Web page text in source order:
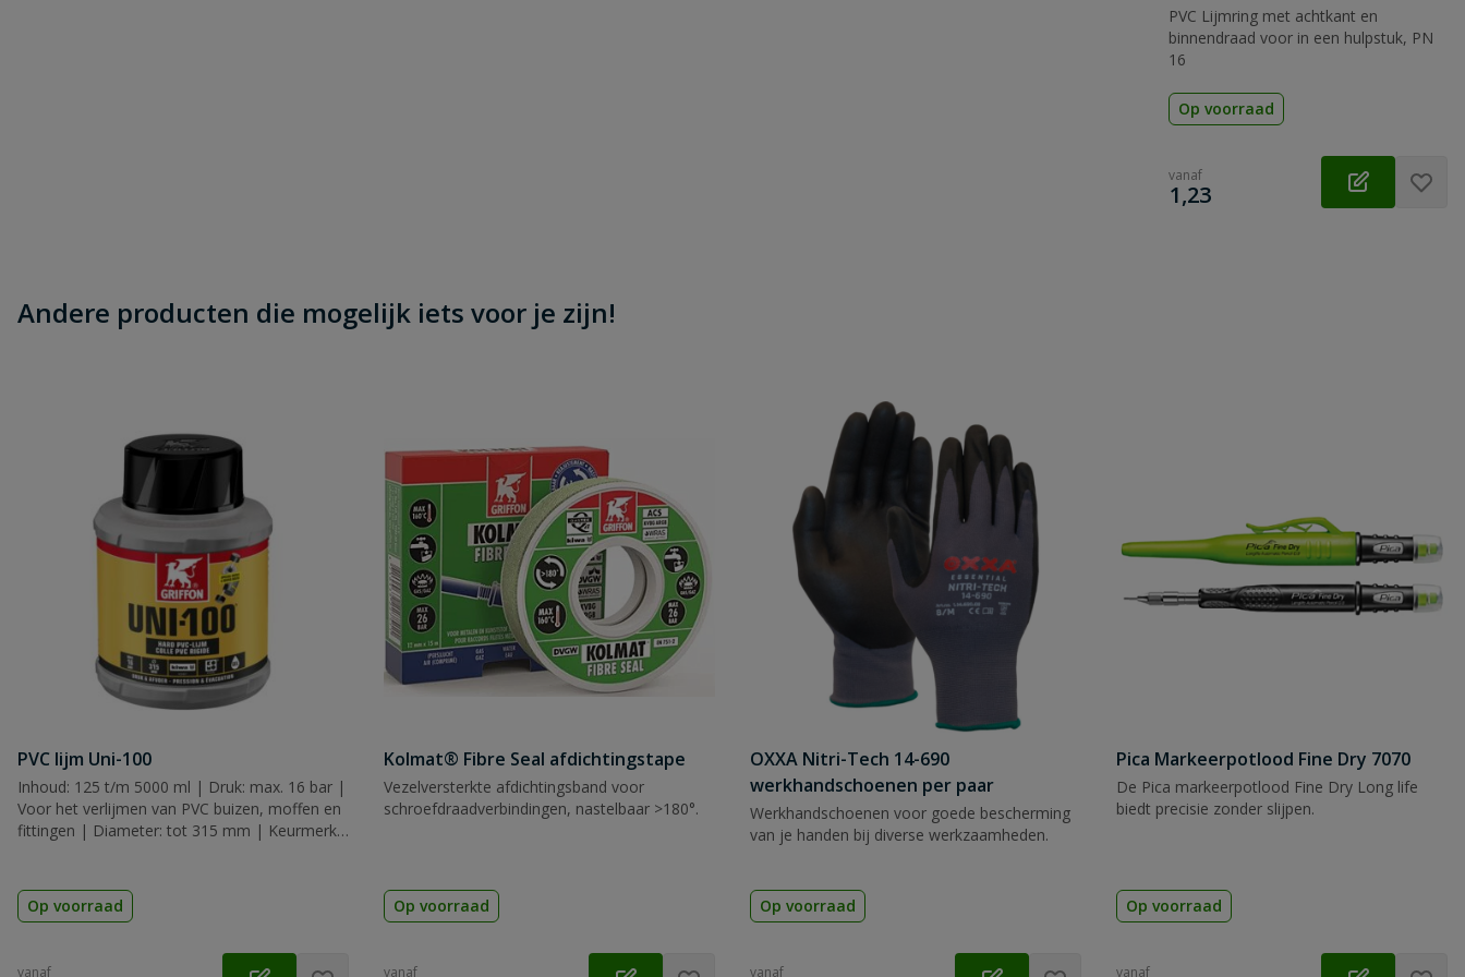
PVC Lijmring met achtkant en
binnendraad voor in een hulpstuk, PN
16
Op voorraad
vanaf
€
1,23
Andere producten die mogelijk iets voor je zijn!
PVC lijm Uni-100
Inhoud: 125 t/m 5000 ml | Druk: max. 16 bar |
Voor het verlijmen van PVC buizen, moffen en
fittingen | Diameter: tot 315 mm | Keurmerk:
Op voorraad
vanaf
Kolmat® Fibre Seal afdichtingstape
Vezelversterkte afdichtingsband voor
schroefdraadverbindingen, nastelbaar >180°.
Op voorraad
vanaf
OXXA Nitri-Tech 14-690
werkhandschoenen per paar
Werkhandschoenen voor goede bescherming
van je handen bij diverse werkzaamheden.
Op voorraad
vanaf
Pica Markeerpotlood Fine Dry 7070
De Pica markeerpotlood Fine Dry Long life
biedt precisie zonder slijpen.
Op voorraad
vanaf